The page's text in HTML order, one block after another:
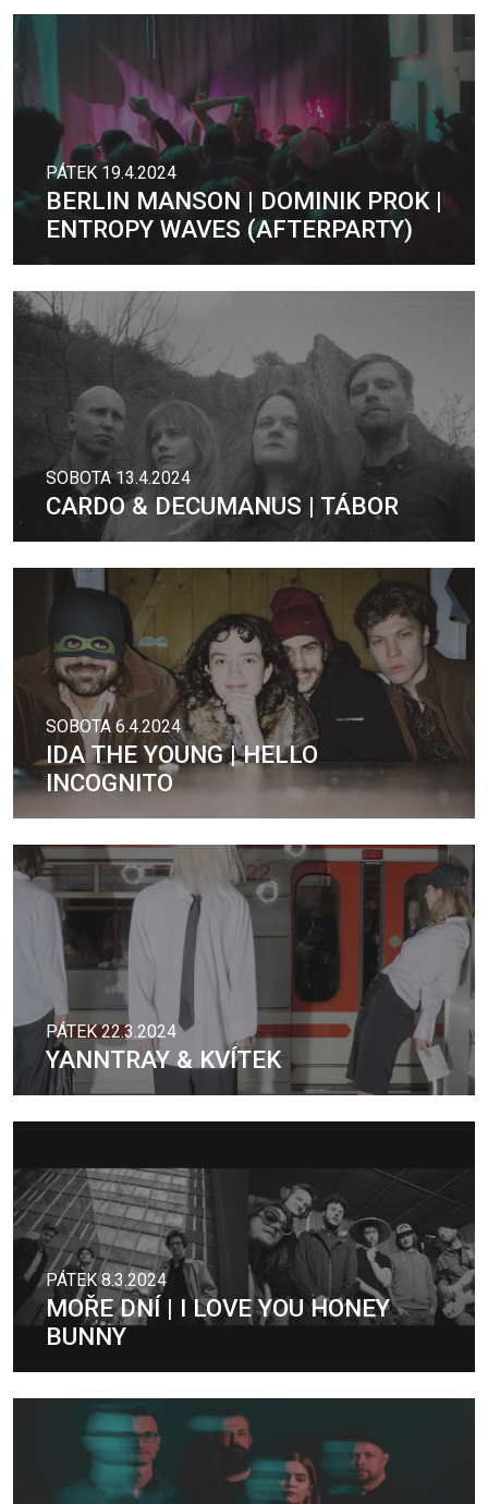
PÁTEK 19.4.2024
BERLIN MANSON | DOMINIK PROK |
ENTROPY WAVES (AFTERPARTY)
SOBOTA 13.4.2024
CARDO & DECUMANUS | TÁBOR
SOBOTA 6.4.2024
IDA THE YOUNG | HELLO
INCOGNITO
PÁTEK 22.3.2024
YANNTRAY & KVÍTEK
PÁTEK 8.3.2024
MOŘE DNÍ | I LOVE YOU HONEY
BUNNY